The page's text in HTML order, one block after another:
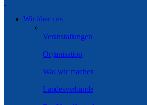
Wir über uns
Veranstaltungen
Organisation
Was wir machen
Landesverbände